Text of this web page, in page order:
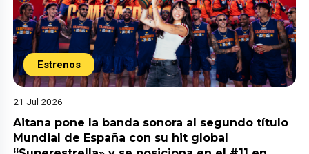
Estrenos
21 Jul 2026
Aitana pone la banda sonora al segundo título
Mundial de España con su hit global